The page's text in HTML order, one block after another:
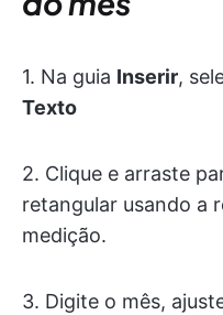
1. Na guia Inserir,
Texto
2. Clique e arraste
retangular usando a
medição.
3. Digite o mês,